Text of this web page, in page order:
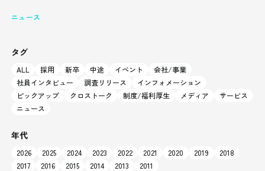
ニュース
タグ
ALL 採用 新卒 中途 イベント
会社/事業
社員インタビュー
調査リリース
インフォメーション
ピックアップ
クロストーク 制度/福利厚生 メディア
サービス
ニュース
年代
2026 2025 2024 2023 2022 2021 2020 2019
2018
2017
2016 2015 2014 2013 2011